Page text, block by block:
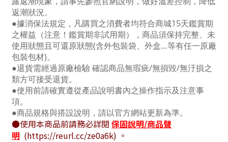
返潮狀況。
●據消保法規定，凡購買之消費者均符合商城15天鑑賞期
之權益（注意！鑑賞期非試用期），商品須保持完整、未
使用狀態且可還原狀態(含外包裝袋、外盒…等有任一原廠
包裝包材)。
●退貨需經過原廠檢驗 確認商品無瑕疵/無損毀/無汙損之
類方可接受退貨。
●使用前請確實遵從產品說明書內之操作指示及注意事
項。
●商品規格與搭設說明，請以官方網站更新為準。
●使用本商品前請務必詳閱 保固說明/商品聲
明 (https://reurl.cc/ze0a6k) 。